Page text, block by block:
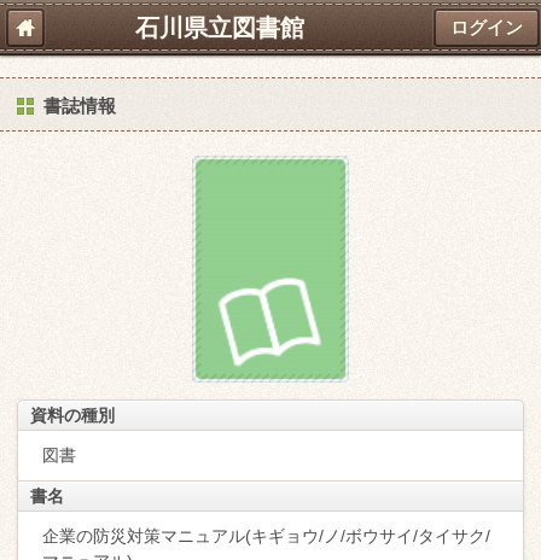
石川県立図書館 ログイン
書誌情報
資料の種別
図書
書名
企業の防災対策マニュアル(キギョウ/ノ/ボウサイ/タイサク/